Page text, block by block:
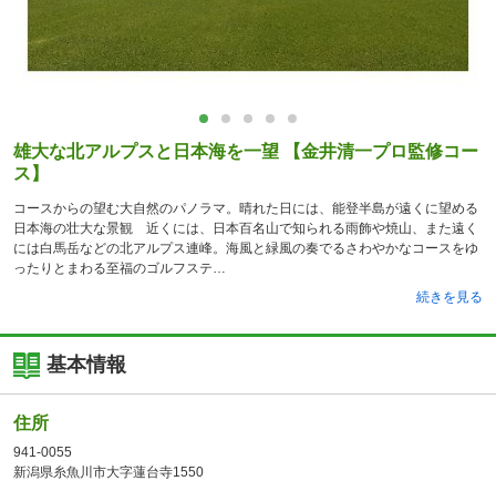
雄大な北アルプスと日本海を一望 【金井清一プロ監修コー
ス】
コースからの望む大自然のパノラマ。晴れた日には、能登半島が遠くに望める
日本海の壮大な景観 近くには、日本百名山で知られる雨飾や焼山、また遠く
には白馬岳などの北アルプス連峰。海風と緑風の奏でるさわやかなコースをゆ
ったりとまわる至福のゴルフステ
続きを見る
基本情報
住所
941-0055
新潟県糸魚川市大字蓮台寺1550